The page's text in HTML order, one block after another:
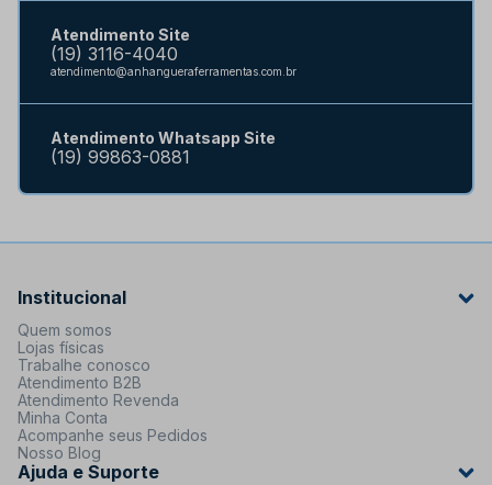
Atendimento Site
(19) 3116-4040
atendimento@anhangueraferramentas.com.br
Atendimento Whatsapp Site
(19) 99863-0881
Institucional
Quem somos
Lojas físicas
Trabalhe conosco
Atendimento B2B
Atendimento Revenda
Minha Conta
Acompanhe seus Pedidos
Nosso Blog
Ajuda e Suporte